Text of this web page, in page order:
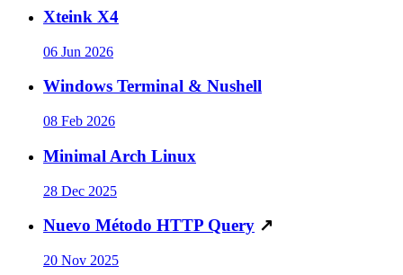
Xteink X4
06 Jun 2026
Windows Terminal & Nushell
08 Feb 2026
Minimal Arch Linux
28 Dec 2025
Nuevo Método HTTP Query ↗
20 Nov 2025